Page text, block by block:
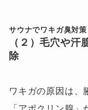
サウナでワキガ臭対策
（２）毛穴や汗
除
ワキガの原因は、